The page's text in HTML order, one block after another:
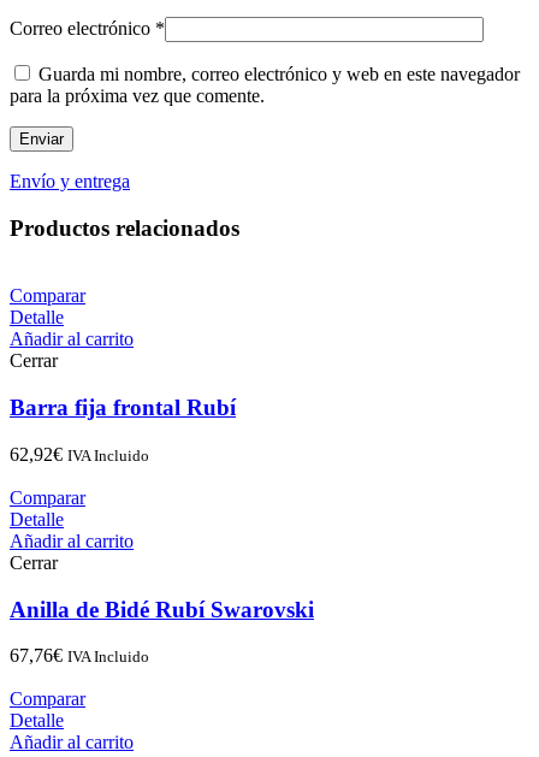
Correo electrónico *
Guarda mi nombre, correo electrónico y web en este navegador
para la próxima vez que comente.
Envío y entrega
Productos relacionados
Comparar
Detalle
Añadir al carrito
Cerrar
Barra fija frontal Rubí
62,92€ IVA Incluido
Comparar
Detalle
Añadir al carrito
Cerrar
Anilla de Bidé Rubí Swarovski
67,76€ IVA Incluido
Comparar
Detalle
Añadir al carrito